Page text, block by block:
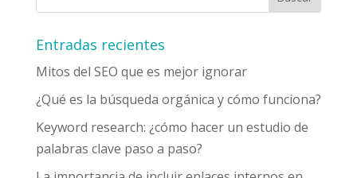
Entradas recientes
Mitos del SEO que es mejor ignorar
¿Qué es la búsqueda orgánica y cómo funciona?
Keyword research: ¿cómo hacer un estudio de
palabras clave paso a paso?